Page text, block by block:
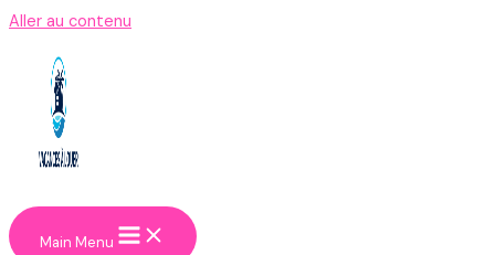
Aller au contenu
Main Menu